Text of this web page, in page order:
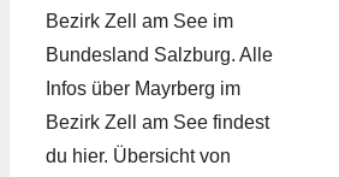
Bezirk Zell am See im
Bundesland Salzburg. Alle
Infos über Mayrberg im
Bezirk Zell am See findest
du hier. Übersicht von